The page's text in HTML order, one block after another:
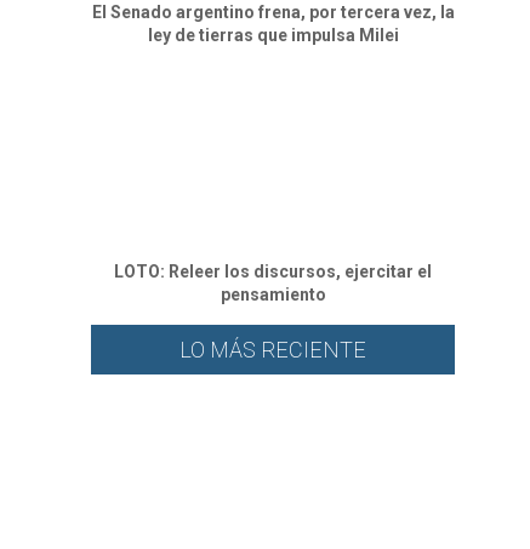
El Senado argentino frena, por tercera vez, la
ley de tierras que impulsa Milei
LOTO: Releer los discursos, ejercitar el
pensamiento
LO MÁS RECIENTE